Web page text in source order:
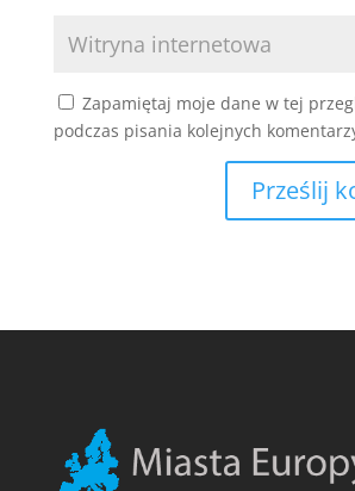
Zapamiętaj moje dane w tej
podczas pisania kolejnych